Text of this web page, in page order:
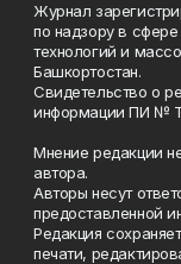
Журнал
по надзору в
технологий и
Башкортостан.
Свидетельство о
информации ПИ №
Мнение редакции
автора.
Авторы несут
предоставленной
Редакция
печати,